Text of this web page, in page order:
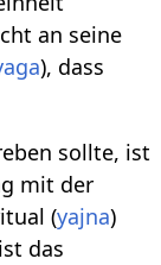
an seine
), dass
sollte, ist
mit der
(yajna)
das